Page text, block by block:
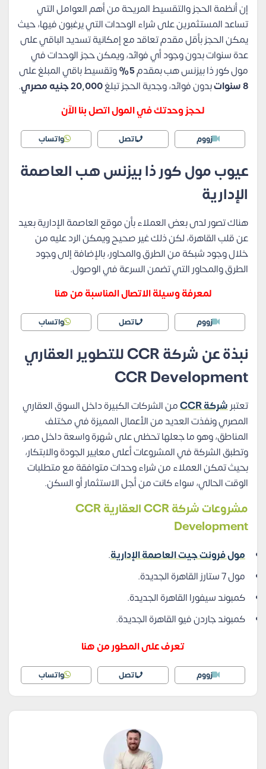
إن أنظمة الحجز والتقسيط المريحة من أهم العوامل التي
تساعد المستثمرين على شراء الوحدات التي يرغبون فيها، حيث
يمكن الحجز بأقل مقدم تعاقد مع إمكانية تسديد الباقي على
عدة سنوات بدون وجود أي فوائد، ويمكن حجز الوحدات في
مول كور ذا بيزنس هب بمقدم
وتقسيط باقي المبلغ على
8 سنوات
بدون فوائد، وجدية الحجز تبلغ20,000 جنيه مصري
.
لحجز وحدتك في المول اتصل بنا الآن
زووم اتصل واتساب
عيوب مول كور ذا بيزنس هب العاصمة
الإدارية
هناك تصور لدى بعض العملاء بأن موقع العاصمة الإدارية بعيد
عن قلب القاهرة، لكن ذلك غير صحيح ويمكن الرد عليه من
خلال وجود شبكة من الطرق والمحاور، بالإضافة إلى وجود
الطرق والمحاور التي تضمن السرعة في الوصول.
لمعرفة وسيلة الاتصال المناسبة من هنا
زووم اتصل واتساب
نبذة عن شركة CCR للتطوير العقاري
CCR Development
تعتبرشركة CCR
من الشركات الكبيرة داخل السوق العقاري
المصري ونفذت العديد من الأعمال المميزة في مختلف
المناطق، وهو ما جعلها تحظى على شهرة واسعة داخل مصر،
وتطبق الشركة في المشروعات أعلى معايير الجودة والابتكار،
بحيث تمكن العملاء من شراء وحدات متوافقة مع متطلبات
الوقت الحالي، سواء كانت من أجل الاستثمار أو السكن.
مشروعات شركة CCR العقارية CCR
Development
مول فرونت جيت العاصمة الإدارية.
مول 7 ستارز القاهرة الجديدة.
كمبوند سيفورا القاهرة الجديدة.
كمبوند جاردن فيو القاهرة الجديدة.
تعرف على المطور من هنا
زووم اتصل واتساب